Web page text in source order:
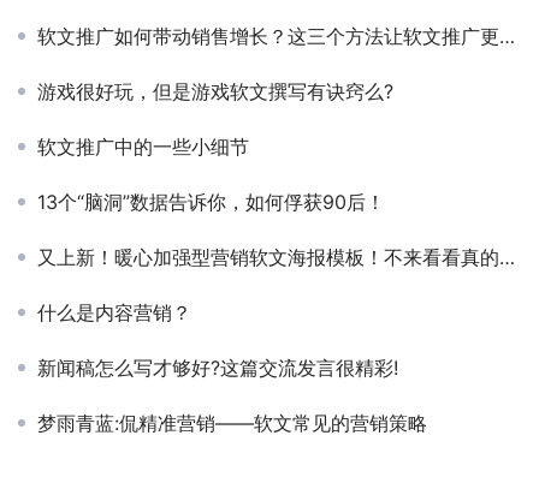
软文推广如何带动销售增长？这三个方法让软文推广更有效果
游戏很好玩，但是游戏软文撰写有诀窍么?
软文推广中的一些小细节
13个“脑洞”数据告诉你，如何俘获90后！
又上新！暖心加强型营销软文海报模板！不来看看真的亏大了！
什么是内容营销？
新闻稿怎么写才够好?这篇交流发言很精彩!
梦雨青蓝:侃精准营销——软文常见的营销策略